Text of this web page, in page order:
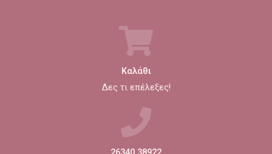
Καλάθι
Δες τι επέλεξες!